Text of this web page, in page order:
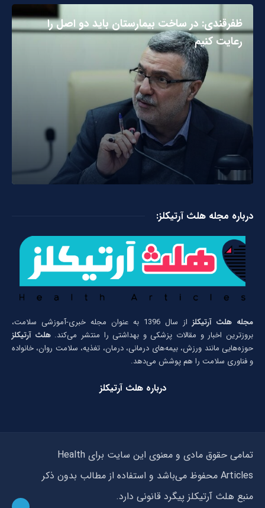
ظفرقندی: در ساخت بیمارستان باید دو اصل را
رعایت کنیم
درباره مجله هلث آرتیکلز:
مجله هلث آرتیکلز
از سال 1396 به عنوان مجله خبری-آموزشی سلامت،
بروزترین اخبار و مقالات پزشکی و بهداشتی را منتشر می‌کند.هلث آرتیکلز
حوزه‌هایی مانند ورزش، بیمه‌های درمانی، درمان، تغذیه، سلامت روان، خانواده
و فناوری سلامت را هم پوشش می‌دهد.
درباره هلث آرتیکلز
تمامی حقوق مادی و معنوی این سایت برای Health
Articles محفوظ می‌باشد و استفاده از مطالب بدون ذکر
منبع هلث آرتیکلز پیگرد قانونی دارد.